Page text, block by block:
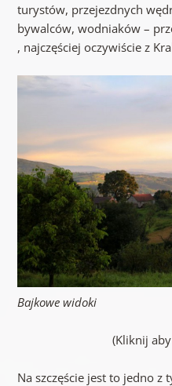
turystów, przejezdnych
bywalców, wodniaków –
, najczęściej oczywiście z
Bajkowe widoki
(Kliknij
Na szczęście jest to jedno z